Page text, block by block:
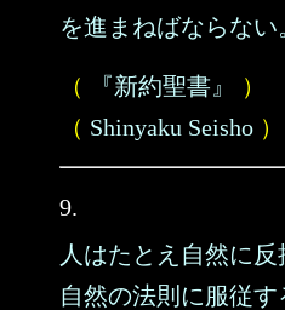
を進まねばならない
（ 『新約聖書』
）
（ Shinyaku Seisho ）
9.
人はたとえ自然に反
自然の法則に服従す